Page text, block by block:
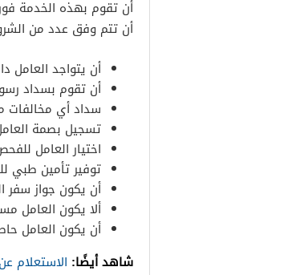
أن تتم وفق عدد من
أن يتواجد العامل
أن تقوم بسداد
سداد أي مخالفات
تسجيل بصمة
اختيار العامل
توفير تأمين طبي
أن يكون جواز سفر
ألا يكون العامل
أن يكون العامل
شاهد أيضًا: الاستعلام